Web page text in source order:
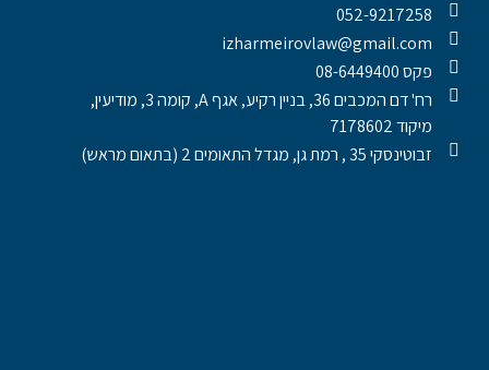
052-9217258
izharmeirovlaw@gmail.com
פקס 08-6449400
רח' דם המכבים 36, בניין רקיע, אגף A, קומה 3, מודיעין,
מיקוד 7178602
זבוטינסקי 35 , רמת גן, מגדל התאומים 2 (בתאום מראש)